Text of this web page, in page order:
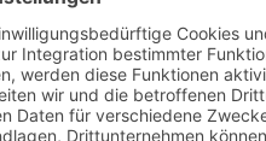
*, Kakao: 75% mindestens,
Sojalecithin *, kann Spuren
BIOLOGISCHEM